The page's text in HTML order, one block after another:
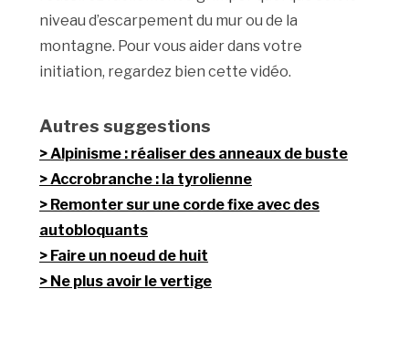
niveau d’escarpement du mur ou de la
montagne. Pour vous aider dans votre
initiation, regardez bien cette vidéo.
Autres suggestions
Alpinisme : réaliser des anneaux de buste
Accrobranche : la tyrolienne
Remonter sur une corde fixe avec des
autobloquants
Faire un noeud de huit
Ne plus avoir le vertige